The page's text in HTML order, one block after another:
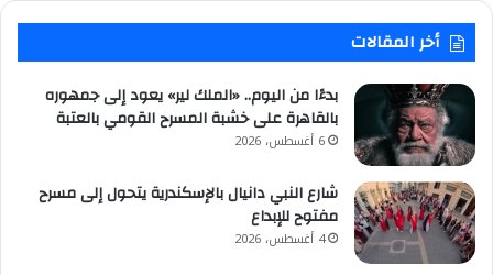
أخر المقالات
بدءًا من اليوم.. «الملك لير» يعود إلى جمهوره
بالقاهرة على خشبة المسرح القومي بالعتبة
6 أغسطس، 2026
شارع النبي دانيال بالإسكندرية يتحول إلى مسرح
مفتوح للإبداع
4 أغسطس، 2026